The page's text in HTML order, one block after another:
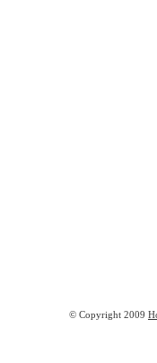
© Copyright 2009